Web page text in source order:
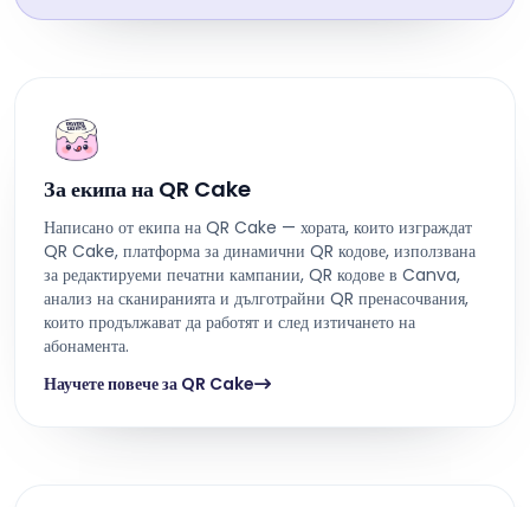
За екипа на QR Cake
Написано от екипа на QR Cake — хората, които изграждат
QR Cake, платформа за динамични QR кодове, използвана
за редактируеми печатни кампании, QR кодове в Canva,
анализ на сканиранията и дълготрайни QR пренасочвания,
които продължават да работят и след изтичането на
абонамента.
Научете повече за QR Cake